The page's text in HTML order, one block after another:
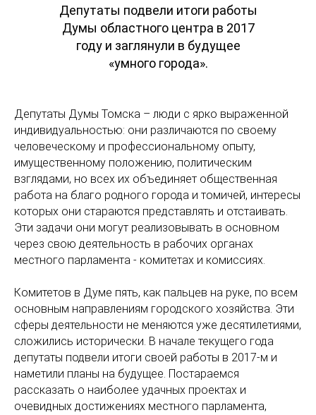
Депутаты подвели итоги работы
Думы областного центра в 2017
году и заглянули в будущее
«умного города».
Депутаты Думы Томска – люди с ярко выраженной
индивидуальностью: они различаются по своему
человеческому и профессиональному опыту,
имущественному положению, политическим
взглядами, но всех их объединяет общественная
работа на благо родного города и томичей, интересы
которых они стараются представлять и отстаивать.
Эти задачи они могут реализовывать в основном
через свою деятельность в рабочих органах
местного парламента - комитетах и комиссиях.
Комитетов в Думе пять, как пальцев на руке, по всем
основным направлениям городского хозяйства. Эти
сферы деятельности не меняются уже десятилетиями,
сложились исторически. В начале текущего года
депутаты подвели итоги своей работы в 2017-м и
наметили планы на будущее. Постараемся
рассказать о наиболее удачных проектах и
очевидных достижениях местного парламента,